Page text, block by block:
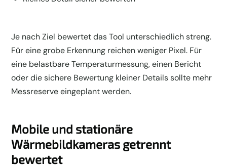
Je nach Ziel bewertet das Tool unterschiedlich streng.
Für eine grobe Erkennung reichen weniger Pixel. Für
eine belastbare Temperaturmessung, einen Bericht
oder die sichere Bewertung kleiner Details sollte mehr
Messreserve eingeplant werden.
Mobile und stationäre
Wärmebildkameras getrennt
bewertet